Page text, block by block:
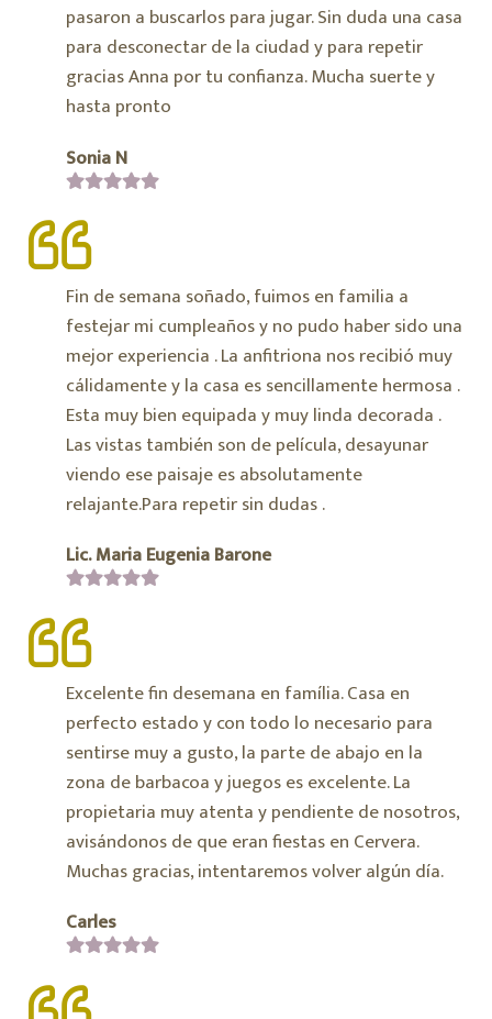
pasaron a buscarlos para jugar. Sin duda una casa
para desconectar de la ciudad y para repetir
gracias Anna por tu confianza. Mucha suerte y
hasta pronto
Sonia N
Fin de semana soñado, fuimos en familia a
festejar mi cumpleaños y no pudo haber sido una
mejor experiencia . La anfitriona nos recibió muy
cálidamente y la casa es sencillamente hermosa .
Esta muy bien equipada y muy linda decorada .
Las vistas también son de película, desayunar
viendo ese paisaje es absolutamente
relajante.Para repetir sin dudas .
Lic. Maria Eugenia Barone
Excelente fin desemana en família. Casa en
perfecto estado y con todo lo necesario para
sentirse muy a gusto, la parte de abajo en la
zona de barbacoa y juegos es excelente. La
propietaria muy atenta y pendiente de nosotros,
avisándonos de que eran fiestas en Cervera.
Muchas gracias, intentaremos volver algún día.
Carles